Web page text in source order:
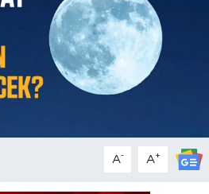
A- A+